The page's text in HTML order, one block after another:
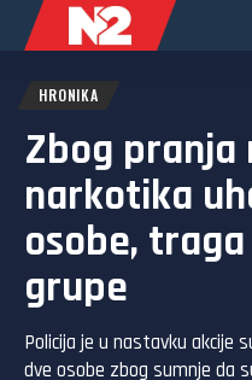
HRONIKA
Zbog pranja
narkotika
osobe,
grupe
Policija je u nastavku akcije
dve osobe zbog sumnje da